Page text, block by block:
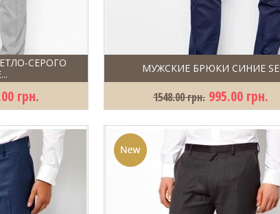
СЕРОГО
грн.
МУЖСКИЕ БРЮКИ СИНИЕ SE
1548.00 грн. 995.00 грн.